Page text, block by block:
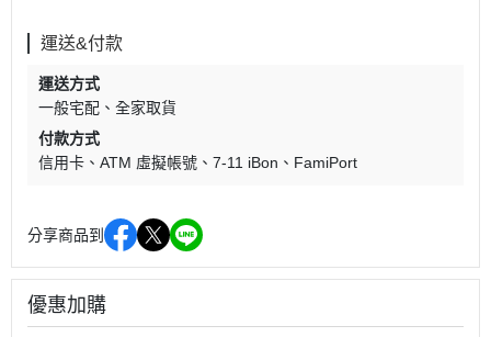
運送&付款
運送方式
一般宅配
全家取貨
付款方式
信用卡
ATM 虛擬帳號 7-11 iBon FamiPort
分享商品到
優惠加購